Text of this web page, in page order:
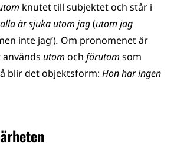
knutet till subjektet och står i
är sjuka utom jag(utom jag
inte jag’). Om pronomenet är
utom och förutom som
blir det objektsform: Hon har ingen